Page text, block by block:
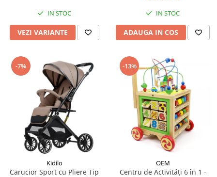
IN STOC
VEZI VARIANTE
IN STOC
ADAUGA IN COS
-7%
Kidilo
Carucior Sport cu Pliere Tip
-13%
OEM
Centru de Activități 6 în 1 -